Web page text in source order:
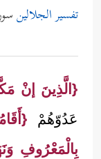
تفسير الجلالين
{الَّذِينَ إنْ
عَدُوّهُمْ
بِالْمَعْرُوفِ